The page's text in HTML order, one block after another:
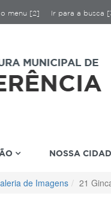
menu [2] Ir para a busca
NOSSA
de Imagens 21